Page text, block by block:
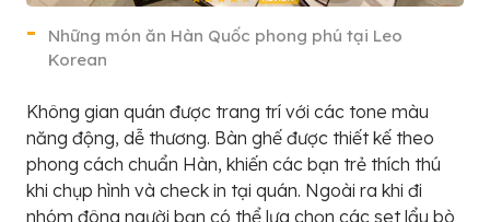
Những món ăn Hàn Quốc phong phú tại Leo
Korean
Không gian quán được trang trí với các tone màu
năng động, dễ thương. Bàn ghế được thiết kế theo
phong cách chuẩn Hàn, khiến các bạn trẻ thích thú
khi chụp hình và check in tại quán. Ngoài ra khi đi
nhóm đông người bạn có thể lựa chọn các set lẩu bò